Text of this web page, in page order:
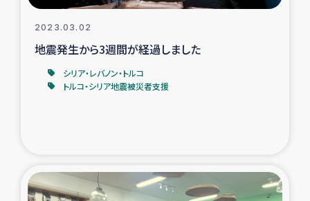
2023.03.02
地震発生から3週間が経過しました
シリア・レバノン・トルコ
トルコ・シリア地震被災者支援